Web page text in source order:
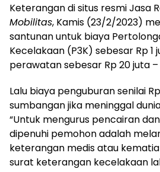
Keterangan di situs resmi Jasa
Mobilitas, Kamis (23/2/2023)
santunan untuk biaya
Kecelakaan (P3K) sebesar Rp 1
perawatan sebesar Rp 20 juta –
Lalu biaya penguburan senilai
sumbangan jika meninggal
“Untuk mengurus pencairan
dipenuhi pemohon adalah
keterangan medis atau
surat keterangan kecelakaan